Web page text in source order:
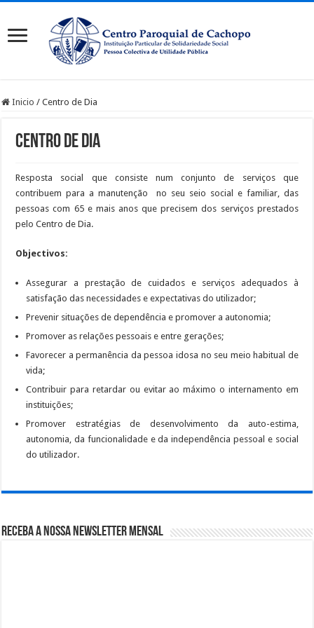
Inicio / Centro de Dia
Centro de Dia
Resposta social que consiste num conjunto de serviços que
contribuem para a manutenção no seu seio social e familiar, das
pessoas com 65 e mais anos que precisem dos serviços prestados
pelo Centro de Dia.
Objectivos:
Assegurar a prestação de cuidados e serviços adequados à
satisfação das necessidades e expectativas do utilizador;
Prevenir situações de dependência e promover a autonomia;
Promover as relações pessoais e entre gerações;
Favorecer a permanência da pessoa idosa no seu meio habitual de
vida;
Contribuir para retardar ou evitar ao máximo o internamento em
instituições;
Promover estratégias de desenvolvimento da auto-estima,
autonomia, da funcionalidade e da independência pessoal e social
do utilizador.
Receba a nossa Newsletter Mensal